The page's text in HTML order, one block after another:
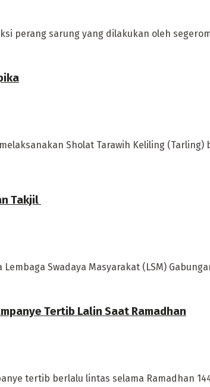
perang sarung yang dilakukan oleh
Sholat Tarawih Keliling
Takjil
Swadaya Masyarakat (LSM)
Tertib Lalin Saat Ramadhan
tertib berlalu lintas selama Ramadhan